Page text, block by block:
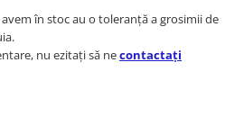
în stoc au o toleranță a grosimii de
nu ezitați să necontactați